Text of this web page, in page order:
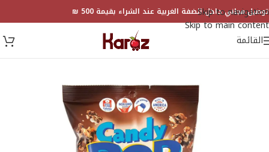
Skip to navigation
Skip to main content
توصيل مجاني داخل الضفة الغربية عند الشراء بقيمة 500 ₪
القائمة